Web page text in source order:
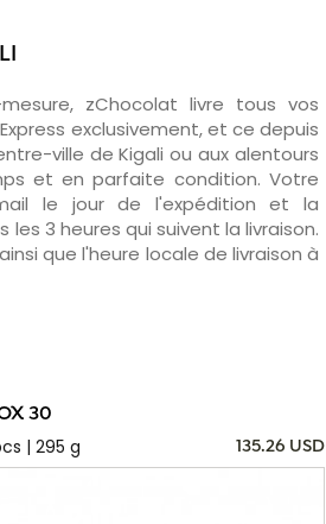
zChocolat livre tous vos
exclusivement, et ce depuis
ville de Kigali ou aux alentours
et en parfaite condition. Votre
le jour de l'expédition et la
3 heures qui suivent la livraison.
que l'heure locale de livraison à
30
| 295 g
135.26 USD